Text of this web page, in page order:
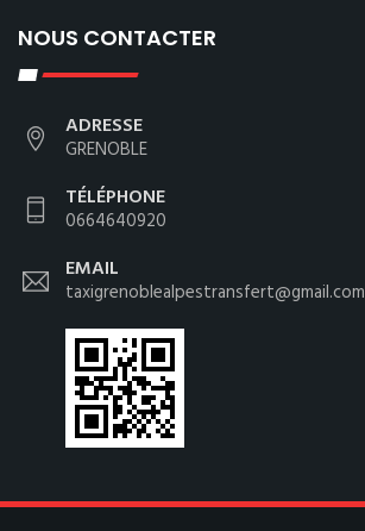
NOUS CONTACTER
ADRESSE
GRENOBLE
TÉLÉPHONE
0664640920
EMAIL
taxigrenoblealpestransfert@gmail.com